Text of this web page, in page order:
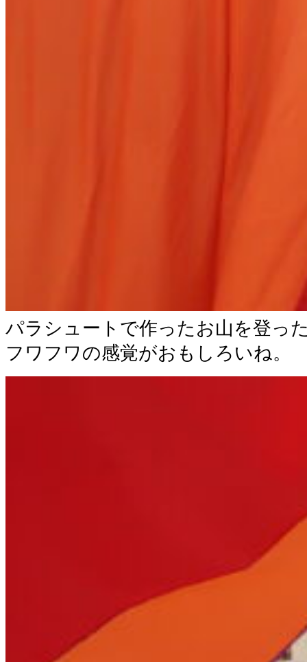
パラシュートで作ったお山を登っ
フワフワの感覚がおもしろいね。